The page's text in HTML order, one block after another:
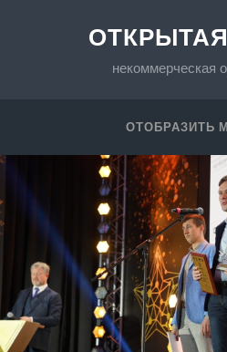
некоммерческая
ОТОБРАЗИТЬ